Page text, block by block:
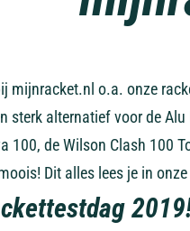
mijnracket.nl o.a. onze
sterk alternatief voor de
100, de Wilson Clash 100
Dit alles lees je in onze